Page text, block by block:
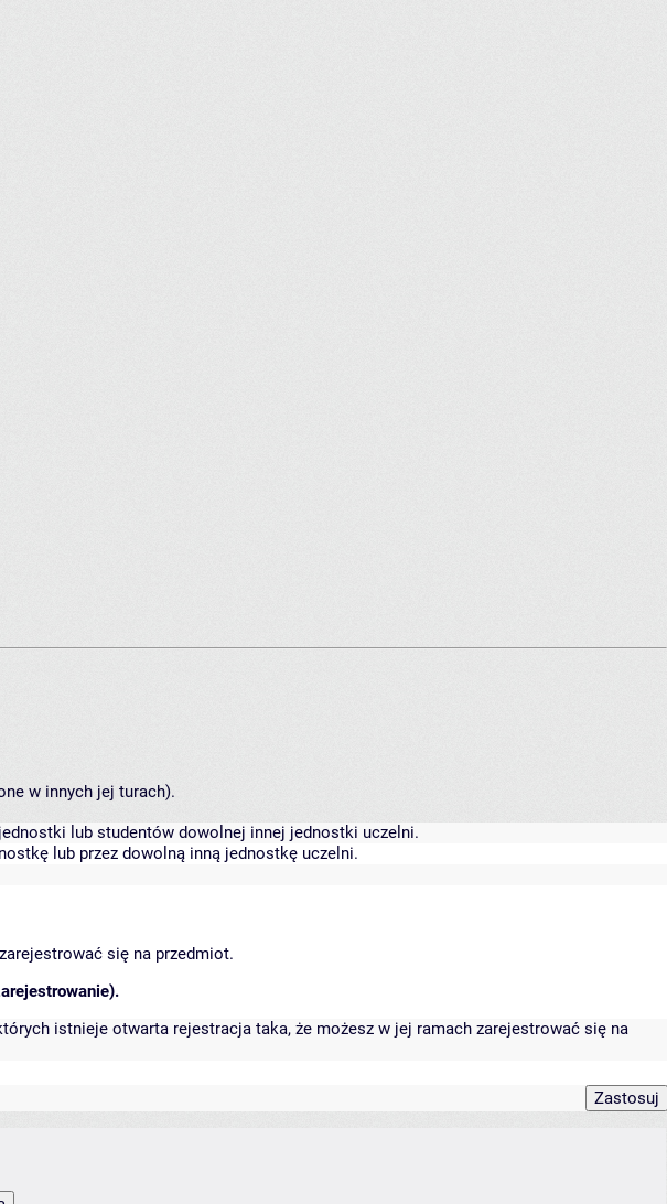
w innych jej turach).
lub studentów dowolnej innej jednostki uczelni.
lub przez dowolną inną jednostkę uczelni.
się na przedmiot.
istnieje otwarta rejestracja taka, że możesz w jej ramach zarejestrować się na